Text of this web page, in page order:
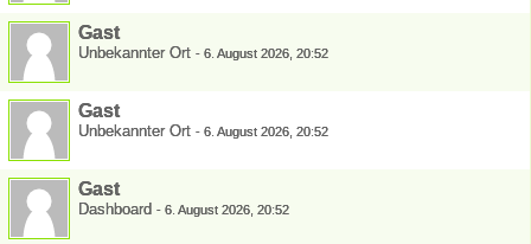
Gast
Unbekannter Ort - 6. August 2026, 20:52
Gast
Unbekannter Ort - 6. August 2026, 20:52
Gast
Dashboard - 6. August 2026, 20:52